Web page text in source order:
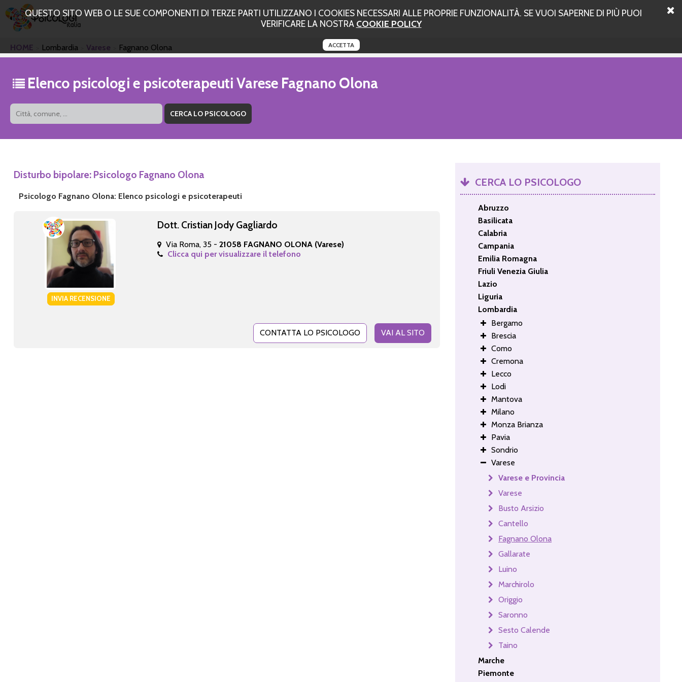
QUESTO SITO WEB O LE SUE COMPONENTI DI TERZE PARTI UTILIZZANO I COOKIES NECESSARI ALLE PROPRIE FUNZIONALITÀ. SE VUOI SAPERNE DI PIÙ PUOI
VERIFICARE LA NOSTRA COOKIE POLICY
ACCETTA
HOME Lombardia Varese Fagnano Olona
Elenco psicologi e psicoterapeuti Varese Fagnano Olona
Disturbo bipolare: Psicologo Fagnano Olona
Psicologo Fagnano Olona: Elenco psicologi e psicoterapeuti
INVIA RECENSIONE
Dott. Cristian Jody Gagliardo
Via Roma, 35 -21058 FAGNANO OLONA (Varese)
Clicca qui per visualizzare il telefono
CONTATTA LO PSICOLOGO VAI AL SITO
CERCA LO PSICOLOGO
Abruzzo
Basilicata
Calabria
Campania
Emilia Romagna
Friuli Venezia Giulia
Lazio
Liguria
Lombardia
Bergamo
Brescia
Como
Cremona
Lecco
Lodi
Mantova
Milano
Monza Brianza
Pavia
Sondrio
Varese
Varese e Provincia
Varese
Busto Arsizio
Cantello
Fagnano Olona
Gallarate
Luino
Marchirolo
Origgio
Saronno
Sesto Calende
Taino
Marche
Piemonte